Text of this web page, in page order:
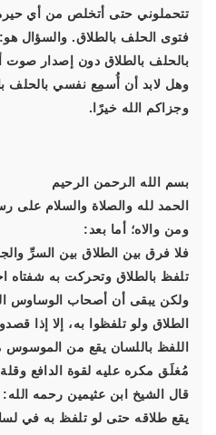
تتحملوني حتى أتخلص من أي
فتوى الحلف بالطلاق. والسؤال
بالحلف بالطلاق دون إصدار صوت
وهل لابد أن أُسمِع نفسي بالحلف
وجزاكم الله خيرًا.
بسم الله الرحمن الرحيم
الحمد لله والصلاة والسلام على
ومن والاه؛ أما بعد:
فلا فرق بين الطلاق بين السرِّ
تلفظ بالطلاق وتحركت به شفتاه
ولكن يبقى أن أصحاب الوساوس
الطلاق ولو تلفظوا به، إلا إذا
اللفظ باللسان يقع من الموسوس
مُغلَق مكره عليه لقوة الدافع وقلة
قال الشيخ ابن عثيمين رحمه
يقع طلاقه حتى لو تلفظ به في